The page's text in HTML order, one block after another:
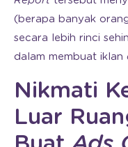
(berapa banyak
secara lebih rinci
dalam membuat iklan
Nikmati
Luar